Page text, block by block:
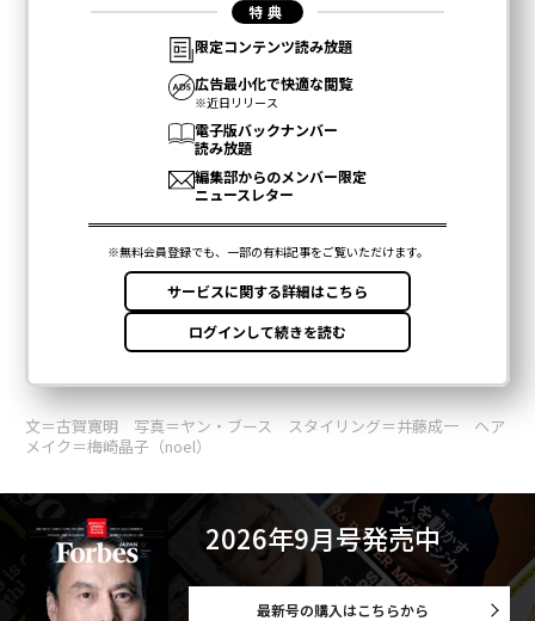
文＝古賀寛明 写真＝ヤン・ブース スタイリング＝井藤成一 ヘア
メイク＝梅崎晶子（noel）
2026年9月号発売中
最新号の購入はこちらから